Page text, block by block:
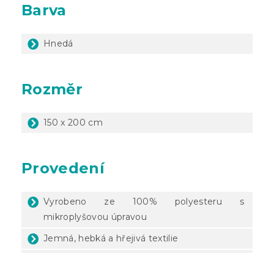
Barva
Hnedá
Rozměr
150 x 200 cm
Provedení
Vyrobeno ze 100% polyesteru s
mikroplyšovou úpravou
Jemná, hebká a hřejivá textilie